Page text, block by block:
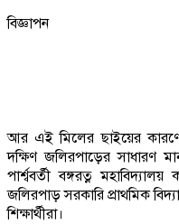
বিজ্ঞাপন
আর এই মিলের ছাইয়ের কারণে
দক্ষিণ জলিরপাড়ের সাধারণ
পার্শ্ববর্তী বঙ্গরত্ন
জলিরপাড় সরকারি প্রাথমিক
শিক্ষার্থীরা।